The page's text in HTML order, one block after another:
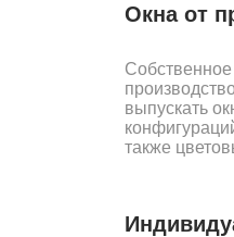
Окна от
выпускать
также